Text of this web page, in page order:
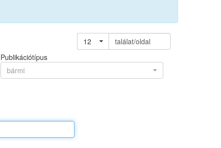
12
találat/oldal
Publikációtípus
bármi